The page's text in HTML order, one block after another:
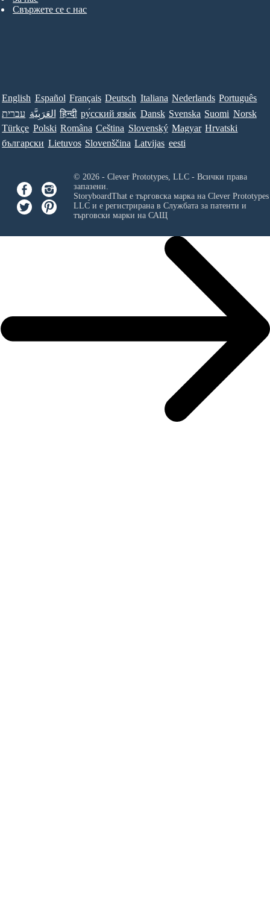
Свържете се с нас
English Español Français Deutsch Italiana Nederlands Português
עברית العَرَبِيَّة हिन्दी ру́сский язы́к Dansk Svenska Suomi Norsk
Türkçe Polski Româna Ceština Slovenský Magyar Hrvatski
български Lietuvos Slovenščina Latvijas eesti
© 2026 - Clever Prototypes, LLC - Всички права
запазени.
StoryboardThat е търговска марка на Clever
LLCи е регистрирана в Службата за патенти и
търговски марки на САЩ